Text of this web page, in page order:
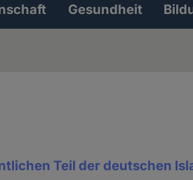
Gesundheit
Teil der deutschen